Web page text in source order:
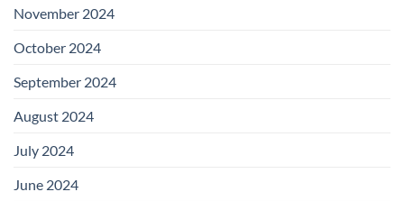
November 2024
October 2024
September 2024
August 2024
July 2024
June 2024